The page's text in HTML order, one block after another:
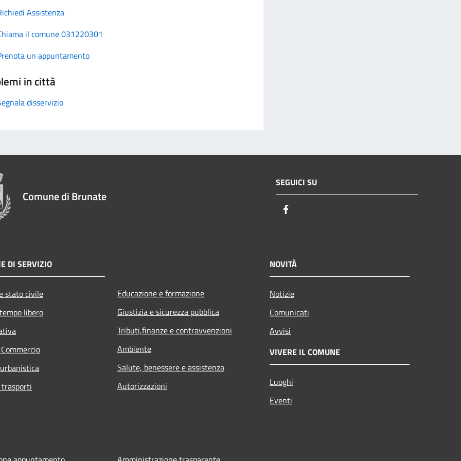
Assistenza
il comune 031220301
un appuntamento
in città
disservizio
Comune di Brunate
SEGUICI SU
DI SERVIZIO
stato civile
libero
Educazione e formazione
Giustizia e sicurezza pubblica
Tributi,finanze e contravvenzioni
Ambiente
Salute, benessere e assistenza
Autorizzazioni
NOVITÀ
Notizie
Comunicati
Avvisi
VIVERE IL COMUNE
Luoghi
Eventi